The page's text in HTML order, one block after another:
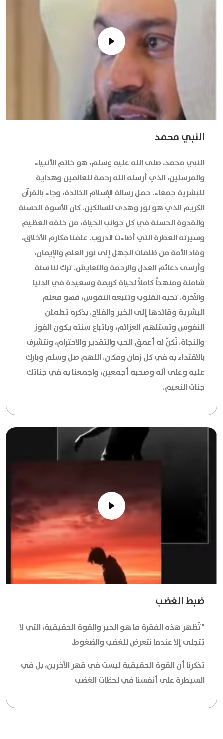
النبي محمد
النبي محمد، صلى الله عليه وسلم، هو خاتم الأنبياء
والمرسلين، الذي أرسله الله رحمة للعالمين وهداية
للبشرية جمعاء. حمل رسالة الإسلام الخالدة، وجاء بالقرآن
الكريم الذي هو نور وهدى للسالكين. كان الأسوة الحسنة
والقدوة الحسنة في كل جوانب الحياة، من خلقه العظيم
وسيرته العطرة التي أضاءت الدروب. علمنا مكارم الأخلاق،
وقاد الأمة من ظلمات الجهل إلى نور العلم والإيمان،
وأرسى دعائم العدل والرحمة والتعايش. ترك لنا سنة
شاملة ومنهجاً كاملاً لحياة كريمة وسعيدة في الدنيا
والآخرة. تحبه القلوب وتتبعه النفوس، فهو معلم
البشرية وقائدها إلى الخير والفلاح. بذكره تطمئن
النفوس وتستلهم العزائم، وباتباع سنته يكون الفوز
والنجاة. نُكنّ له أعمق الحب والتقدير والاحترام، ونتشرف
بالاقتداء به في كل زمان ومكان. اللهم صل وسلم وبارك
عليه وعلى آله وصحبه أجمعين، واجمعنا به في جناتك
جنات النعيم.
ضبط الغضب
"تُظهر هذه الفقرة ما هو الخير والقوة الحقيقية، التي لا
تتجلى إلا عندما نتعرض للغضب والضغوط.
تذكرنا أن القوة الحقيقية ليست في قهر الآخرين، بل في
السيطرة على أنفسنا في لحظات الغضب